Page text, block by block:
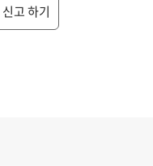
신고 하기